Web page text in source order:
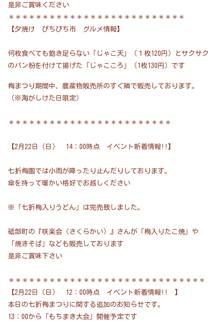
是非ご賞味ください
＊＊＊＊＊＊＊＊＊＊＊＊＊＊＊＊＊＊＊＊＊＊＊＊＊＊
【夕焼け ぴちぴち市 グルメ情報】
何枚食べても飽き足らない「じゃこ天」（１枚120円）とサクサク
のパン粉を付けて揚げた「じゃこころ」（1枚130円）です
梅まつり期間中、農産物販売所のすぐ隣で販売しております。
（※海がしけた日限定）
＊＊＊＊＊＊＊＊＊＊＊＊＊＊＊＊＊＊＊＊＊＊＊＊
【2月22日（日） 14：00時点 イベント新着情報!!】
七折梅園では小雨が降ったり止んだりしております。
傘を持って暖かい格好でお越しください
※「七折梅入りうどん」は完売致しました。
砥部町の『咲楽会（さくらかい）』さんが「梅入りたこ焼」や
「焼きそば」なども販売しております
是非ご賞味下さい
＊＊＊＊＊＊＊＊＊＊＊＊＊＊＊＊＊＊＊＊＊＊＊＊＊＊＊＊＊
【2月22日（日） 12：00時点 イベント新着情報!! 】
本日の七折梅まつりに関する追加のお知らせです。
13：00から「もちまき大会」開催予定です